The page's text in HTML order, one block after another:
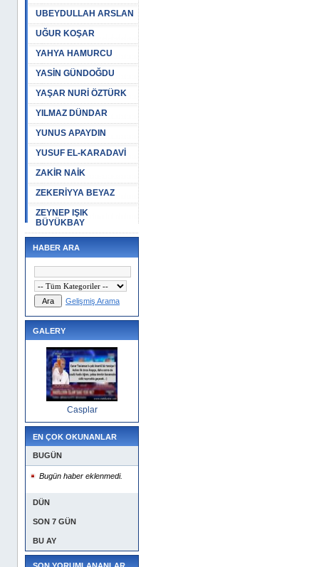
UBEYDULLAH ARSLAN
UĞUR KOŞAR
YAHYA HAMURCU
YASİN GÜNDOĞDU
YAŞAR NURİ ÖZTÜRK
YILMAZ DÜNDAR
YUNUS APAYDIN
YUSUF EL-KARADAVİ
ZAKİR NAİK
ZEKERİYYA BEYAZ
ZEYNEP IŞIK
BÜYÜKBAY
HABER ARA
Gelişmiş Arama
GALERY
Casplar
EN ÇOK OKUNANLAR
BUGÜN
Bugün haber eklenmedi.
DÜN
SON 7 GÜN
BU AY